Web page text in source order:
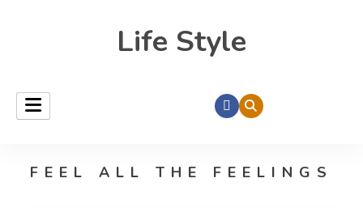
Life Style
FEEL ALL THE FEELINGS